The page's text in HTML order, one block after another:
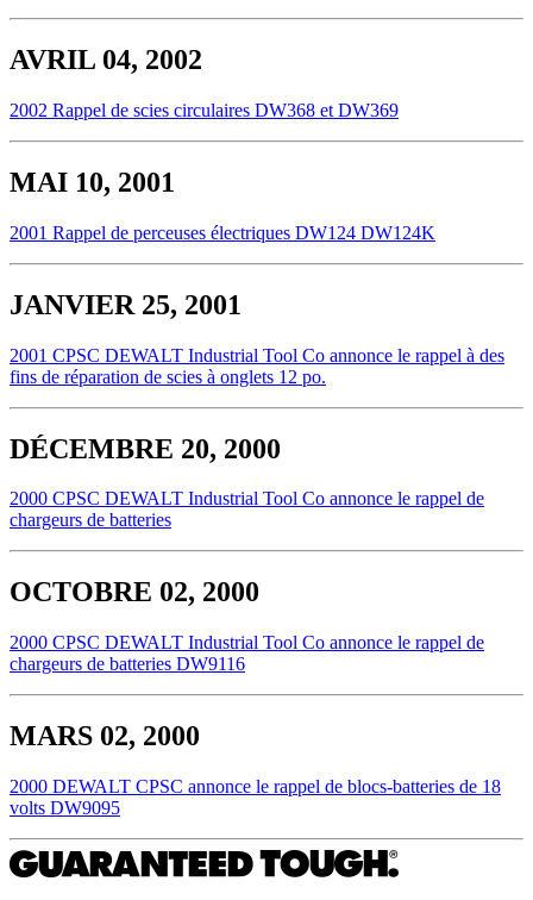
AVRIL 04, 2002
2002 Rappel de scies circulaires DW368 et DW369
MAI 10, 2001
2001 Rappel de perceuses électriques DW124 DW124K
JANVIER 25, 2001
2001 CPSC DEWALT Industrial Tool Co annonce le rappel à des
fins de réparation de scies à onglets 12 po.
DÉCEMBRE 20, 2000
2000 CPSC DEWALT Industrial Tool Co annonce le rappel de
chargeurs de batteries
OCTOBRE 02, 2000
2000 CPSC DEWALT Industrial Tool Co annonce le rappel de
chargeurs de batteries DW9116
MARS 02, 2000
2000 DEWALT CPSC annonce le rappel de blocs-batteries de 18
volts DW9095